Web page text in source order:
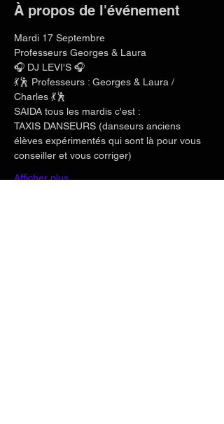
À propos de l'événement
Mardi 17 Septembre
Professeurs Georges & Laura
🎧 DJ LEVI'S 🎧
💃🕺 Professeurs : Georges & Laura /
Charles 💃🕺
SAIDA tous les mardis c'est :
TAXIS DANSEURS (danseurs anciens
élèves expérimentés qui sont là pour vous
conseiller et vous corriger)
Afficher plus